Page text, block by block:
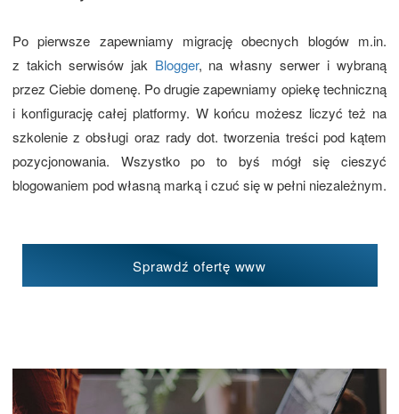
Po pierwsze zapewniamy migrację obecnych blogów m.in.
z takich serwisów jak Blogger, na własny serwer i wybraną
przez Ciebie domenę. Po drugie zapewniamy opiekę techniczną
i konfigurację całej platformy. W końcu możesz liczyć też na
szkolenie z obsługi oraz rady dot. tworzenia treści pod kątem
pozycjonowania. Wszystko po to byś mógł się cieszyć
blogowaniem pod własną marką i czuć się w pełni niezależnym.
Sprawdź ofertę www